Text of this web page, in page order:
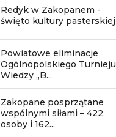
Redyk w Zakopanem -
święto kultury pasterskiej
Powiatowe eliminacje
Ogólnopolskiego Turnieju
Wiedzy „B...
Zakopane posprzątane
wspólnymi siłami – 422
osoby i 162...